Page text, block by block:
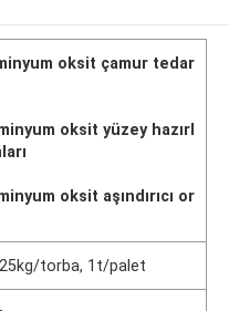
oksit çamur tedar
oksit yüzey hazırl
oksit aşındırıcı or
torba, 1t/palet